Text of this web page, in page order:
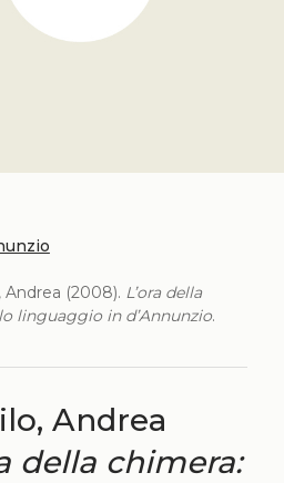
(2008). L’ora della
linguaggio in d’Annunzio.
Andrea
della chimera: